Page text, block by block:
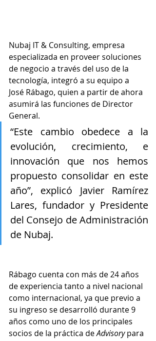
Nubaj IT & Consulting, empresa
especializada en proveer soluciones
de negocio a través del uso de la
tecnología, integró a su equipo a
José Rábago, quien a partir de ahora
asumirá las funciones de Director
General.
“Este cambio obedece a la
evolución, crecimiento, e
innovación que nos hemos
propuesto consolidar en este
año”, explicó Javier Ramírez
Lares, fundador y Presidente
del Consejo de Administración
de Nubaj.
Rábago cuenta con más de 24 años
de experiencia tanto a nivel nacional
como internacional, ya que previo a
su ingreso se desarrolló durante 9
años como uno de los principales
socios de la práctica de Advisory para